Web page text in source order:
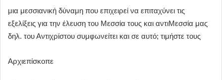
μια μεσσιανική δύναμη που επιχειρεί να επιταχύνει τις
εξελίξεις για την έλευση του Μεσσία τους και αντιΜεσσία μας
δηλ. του Αντιχρίστου συμφωνείτει και σε αυτό; τιμήστε τους
Αρχιεπίσκοπε